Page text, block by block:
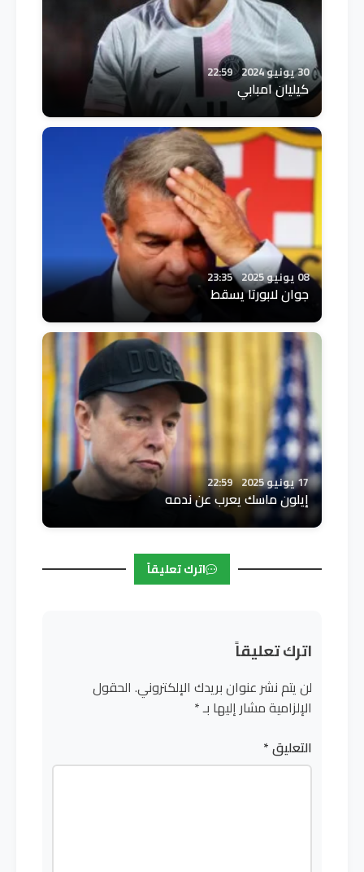
30 يونيو 2024 22:59
كيليان امبابي
08 يونيو 2025 23:35
جوان لابورتا يسقط
17 يونيو 2025 22:59
إيلون ماسك يعرب عن ندمه
اترك تعليقاً
اترك تعليقاً
لن يتم نشر عنوان بريدك الإلكتروني. الحقول
الإلزامية مشار إليها بـ*
التعليق*